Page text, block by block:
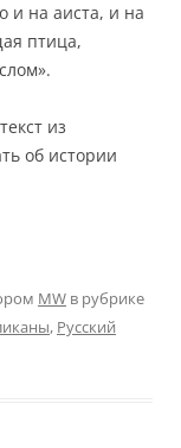
и на аиста, и на
птица,
из
об истории
MW в рубрике
, Русский